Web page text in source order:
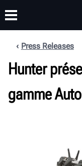
PRODUITS
Press Releases
Hunter
gamme